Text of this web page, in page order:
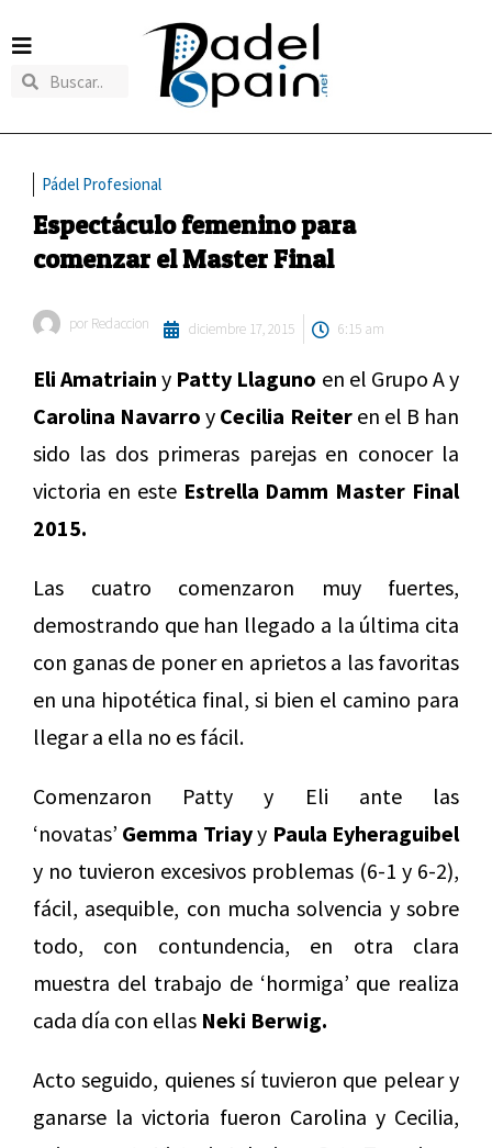
Pádel Profesional
Espectáculo femenino para
comenzar el Master Final
por Redaccion diciembre 17, 2015 6:15 am
Eli Amatriain y Patty Llaguno en el Grupo A y
Carolina Navarro y Cecilia Reiteren el B han
sido las dos primeras parejas en conocer la
victoria en este Estrella Damm Master Final
2015.
Las cuatro comenzaron muy fuertes,
demostrando que han llegado a la última cita
con ganas de poner en aprietos a las favoritas
en una hipotética final, si bien el camino para
llegar a ella no es fácil.
Comenzaron Patty y Eli ante las
‘novatas’ Gemma Triayy Paula Eyheraguibel
y no tuvieron excesivos problemas (6-1 y 6-2),
fácil, asequible, con mucha solvencia y sobre
todo, con contundencia, en otra clara
muestra del trabajo de ‘hormiga’ que realiza
cada día con ellas Neki Berwig.
Acto seguido, quienes sí tuvieron que pelear y
ganarse la victoria fueron Carolina y Cecilia,